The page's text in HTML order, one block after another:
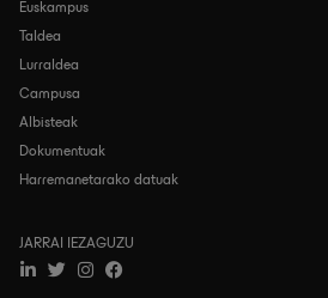
Navegación
principal
Euskampus
Taldea
Lurraldea
Campusa
Albisteak
Dokumentuak
Harremanetarako datuak
JARRAI IEZAGUZU